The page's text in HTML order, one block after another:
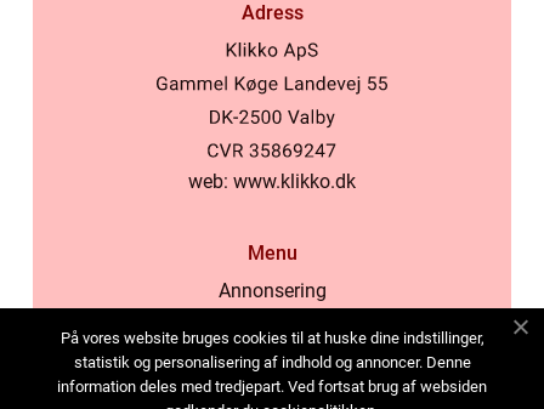
Adress
web: www.klikko.dk
Menu
Annonsering
Cookies
Kontakta oss
På vores website bruges cookies til at huske dine indstillinger,
statistik og personalisering af indhold og annoncer. Denne
information deles med tredjepart. Ved fortsat brug af websiden